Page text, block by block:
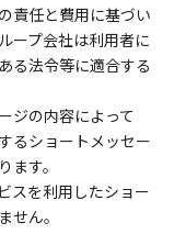
責任と費用に基づい
ープ会社は利用者に
る法令等に適合する
ジの内容によって
るショートメッセー
す。
スを利用したショー
せん。